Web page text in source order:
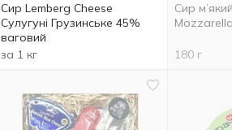
Сир Lemberg Cheese
Сулугуні Грузинське 45%
ваговий
за 1 кг
Сир
180 г